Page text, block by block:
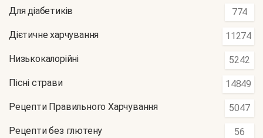
Для діабетиків 774
Дієтичне харчування 11274
Низькокалорійні 5242
Пісні страви 14849
Рецепти Правильного Харчування 5047
Рецепти без глютену 56